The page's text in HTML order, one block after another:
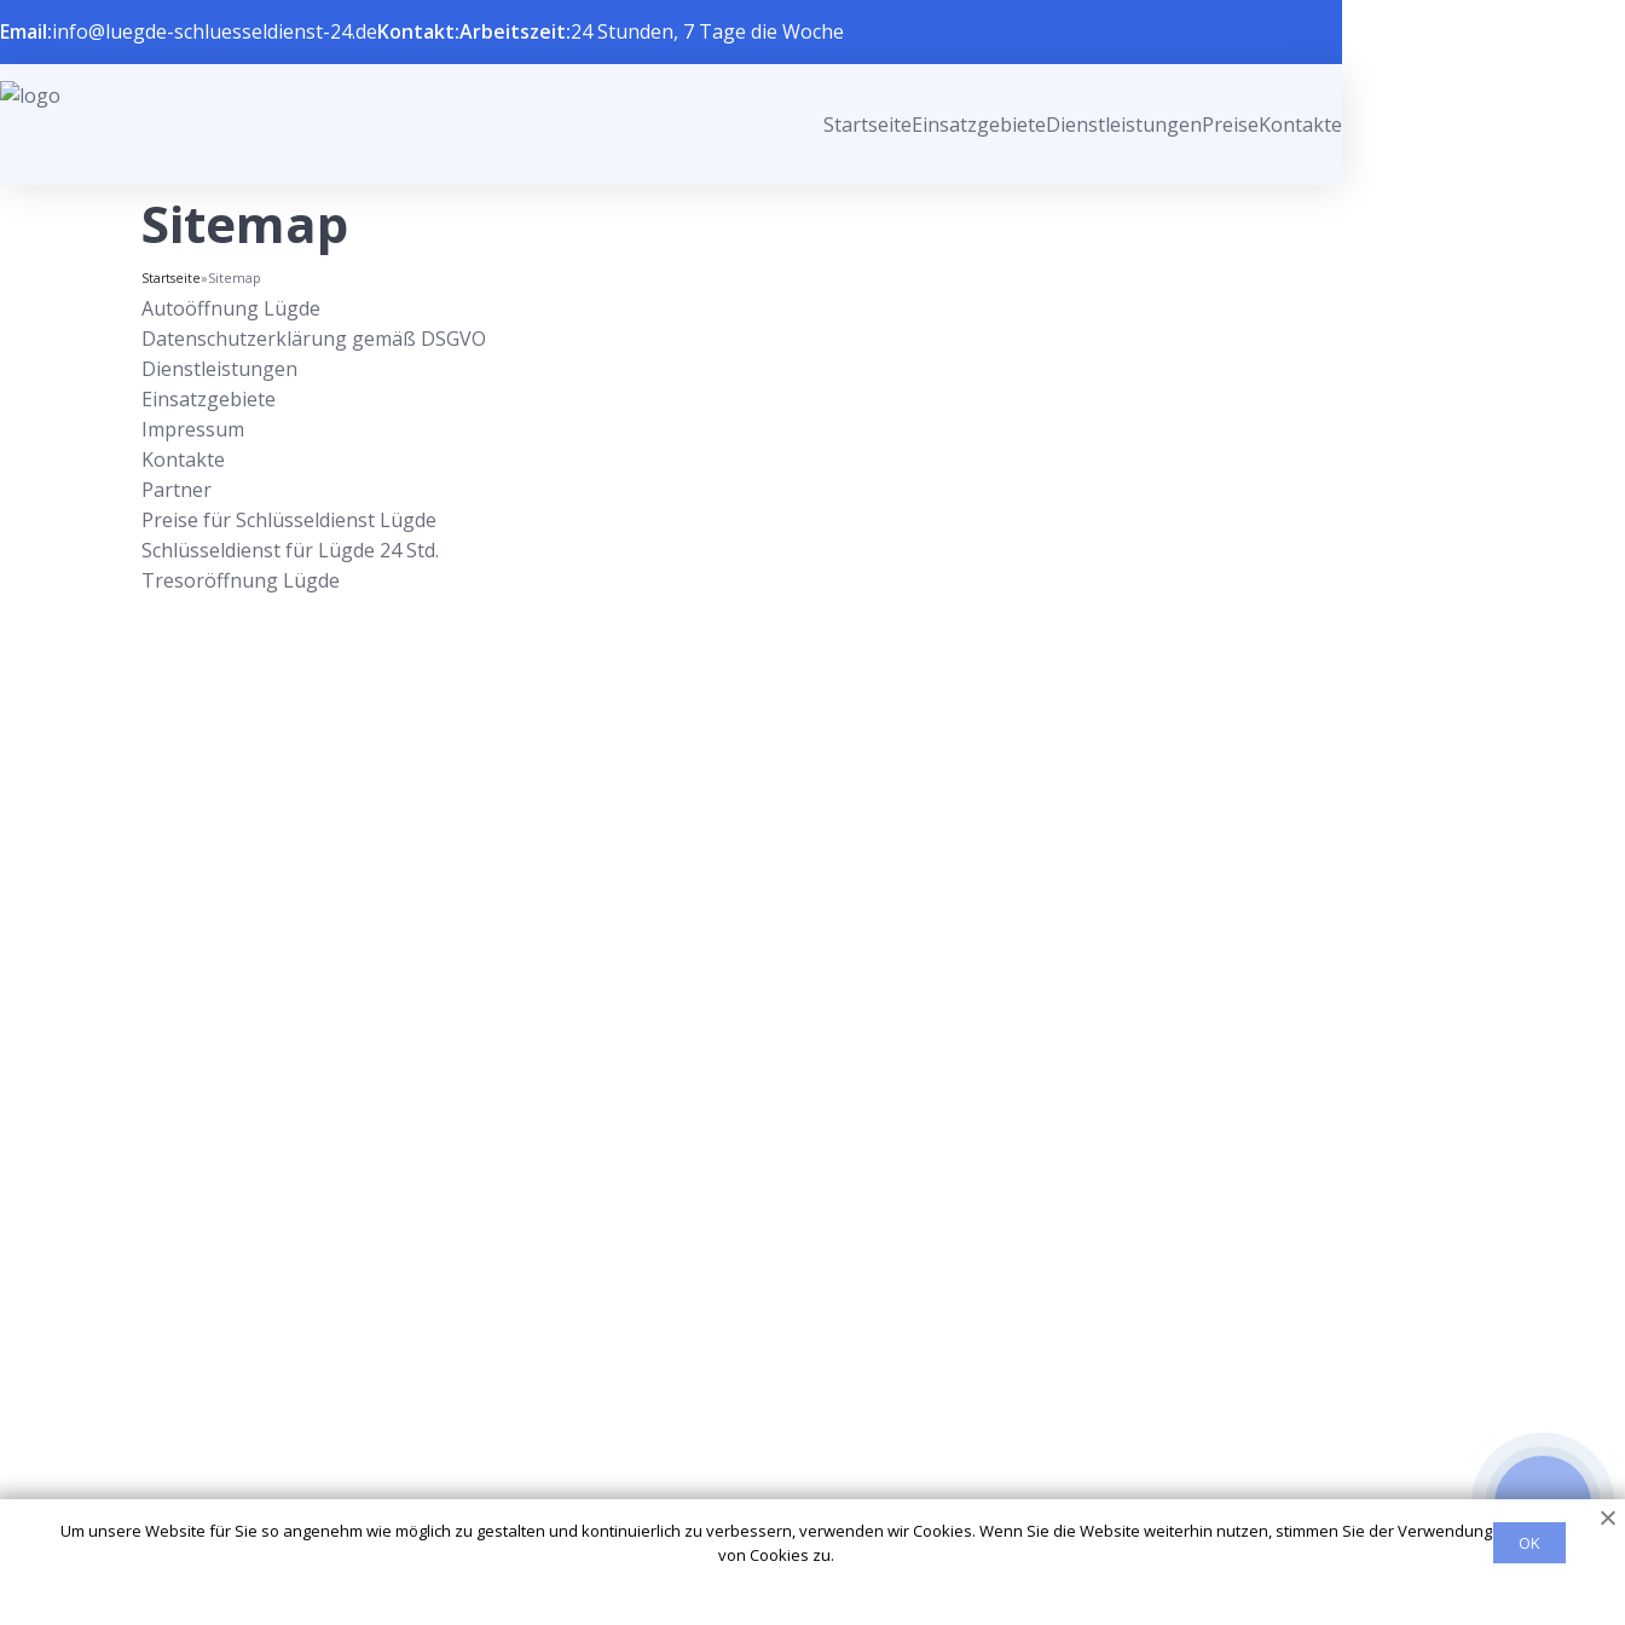
Email:info@luegde-schluesseldienst-24.deKontakt:Arbeitszeit:24 Stunden, 7 Tage die Woche
StartseiteEinsatzgebieteDienstleistungenPreiseKontakte
Sitemap
Startseite»Sitemap
Autoöffnung Lügde
Datenschutzerklärung gemäß DSGVO
Dienstleistungen
Einsatzgebiete
Impressum
Kontakte
Partner
Preise für Schlüsseldienst Lügde
Schlüsseldienst für Lügde 24 Std.
Tresoröffnung Lügde
Um unsere Website für Sie so angenehm wie möglich zu gestalten und kontinuierlich zu verbessern, verwenden wir Cookies. Wenn Sie die Website weiterhin nutzen, stimmen Sie der Verwendung
von Cookies zu.
OK